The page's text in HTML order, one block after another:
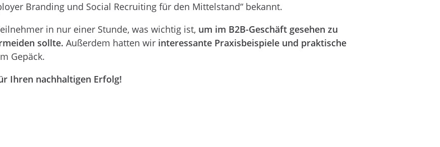
Branding und Social Recruiting für den Mittelstand“ bekannt.
in nur einer Stunde, was wichtig ist, um im B2B-Geschäft gesehen zu
sollte. Außerdem hatten wir interessante Praxisbeispiele und praktische
Gepäck.
Ihren nachhaltigen Erfolg!